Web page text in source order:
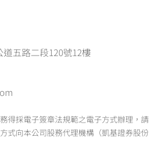
五路二段120號12樓
得採電子簽章法規範之電子方式辦理，請
式向本公司股務代理機構（凱基證券股份